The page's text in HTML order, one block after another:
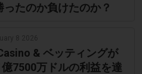
ったのか負けたのか？
& ベッティングが
7500万ドルの利益を達